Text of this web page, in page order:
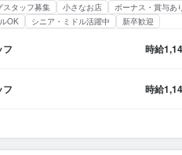
スタッフ募集 小さなお店 ボーナス・賞与あ
OK シニア・ミドル活躍中 新卒歓迎
フ 時給
フ 時給